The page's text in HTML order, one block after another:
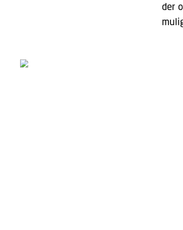
der